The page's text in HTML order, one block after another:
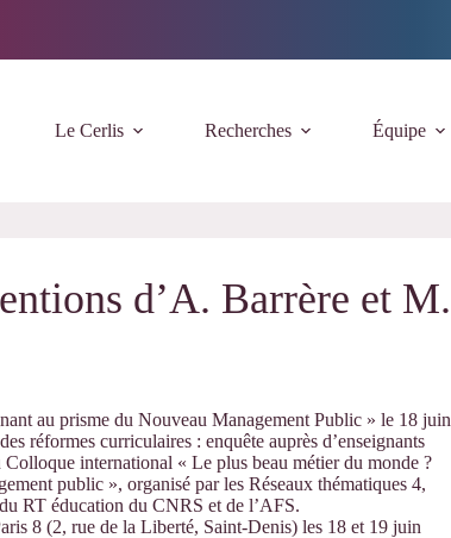
Le Cerlis Recherches Équipe
d’A. Barrère et M.
au prisme du Nouveau Management Public » le 18 juin
réformes curriculaires : enquête auprès d’enseignants
international « Le plus beau métier du monde ?
public », organisé par les Réseaux thématiques 4,
RT éducation du CNRS et de l’AFS.
8 (2, rue de la Liberté, Saint-Denis) les 18 et 19 juin